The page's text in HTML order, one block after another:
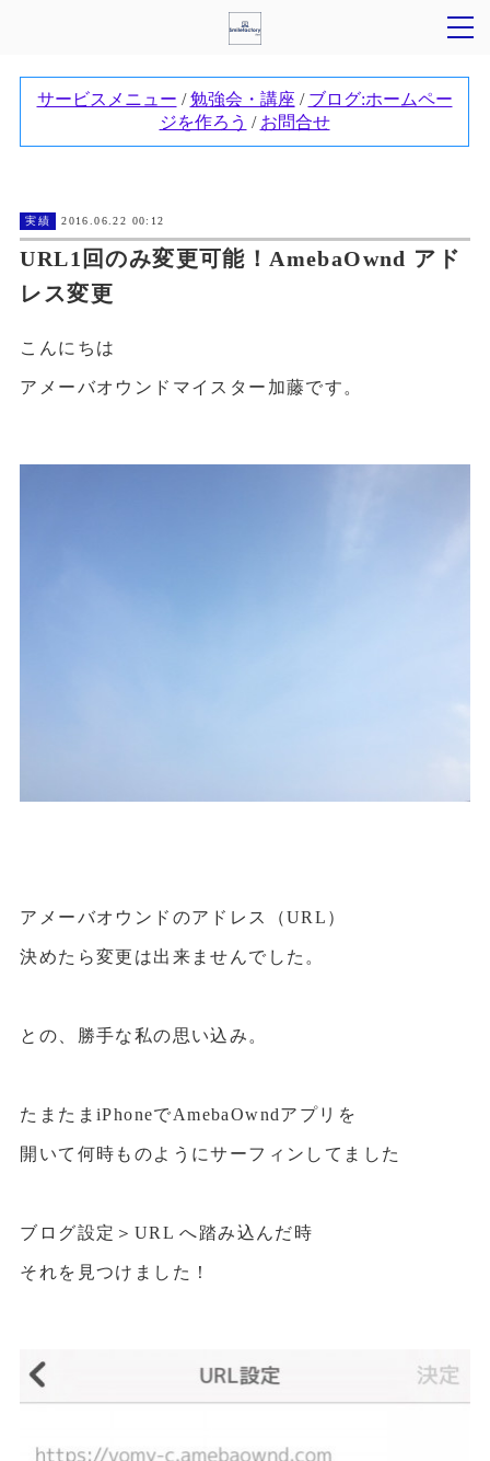
実績 2016.06.22 00:12
URL1回のみ変更可能！AmebaOwnd アド
レス変更
こんにちは
アメーバオウンドマイスター加藤です。
アメーバオウンドのアドレス（URL）
決めたら変更は出来ませんでした。
との、勝手な私の思い込み。
たまたまiPhoneでAmebaOwndアプリを
開いて何時ものようにサーフィンしてました
ブログ設定＞URL へ踏み込んだ時
それを見つけました！